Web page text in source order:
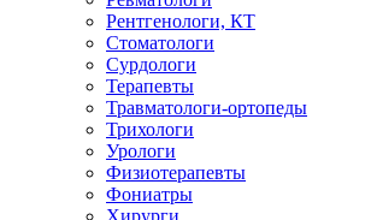
Рентгенологи, КТ
Стоматологи
Сурдологи
Терапевты
Травматологи-ортопеды
Трихологи
Урологи
Физиотерапевты
Фониатры
Хирурги